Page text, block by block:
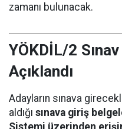
zamanı bulunacak.
YÖKDİL/2
Açıklandı
Adayların sınava
aldığı sınava giriş
Sistemi üzerinden